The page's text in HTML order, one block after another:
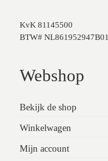
KvK 81145500
BTW# NL861952947B01
Webshop
Bekijk de shop
Winkelwagen
Mijn account